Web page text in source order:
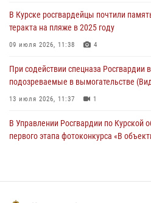
297 выездов по сигналу «тревога»
03 августа 2026, 09:46
В Курске росгвардейцы почтили
теракта на пляже в 2025 году
09 июля 2026, 11:38 4
При содействии спецназа Росгвардии
подозреваемые в вымогательстве
13 июля 2026, 11:37 1
В Управлении Росгвардии по Курской
первого этапа фотоконкурса «В